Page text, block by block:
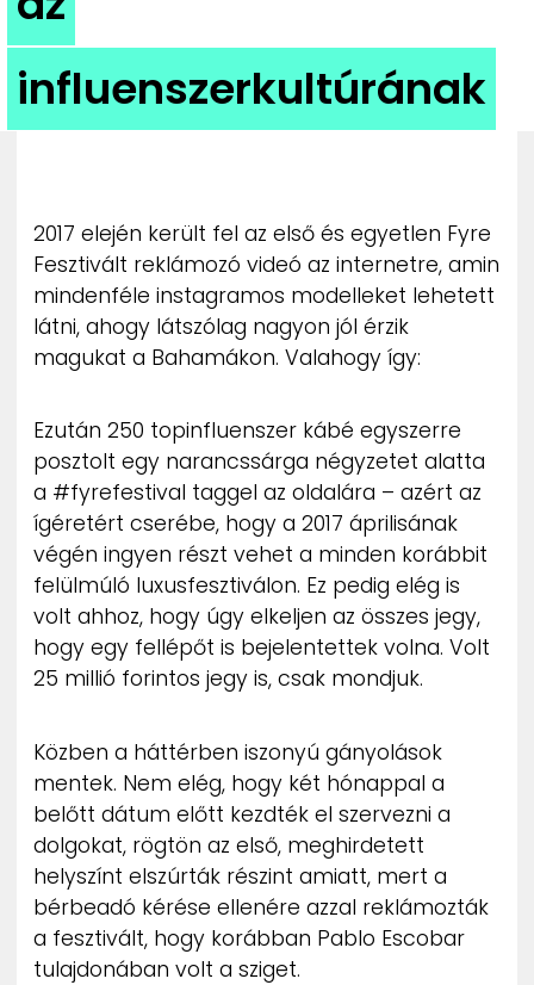
ZENE
MÉDIAAJÁNLAT
IMPRESSZUM
PR-ARCHÍVUM
influenszerkultúrának
2017 elején került fel az első és egyetlen Fyre
Fesztivált reklámozó videó az internetre, amin
mindenféle instagramos modelleket lehetett
látni, ahogy látszólag nagyon jól érzik
magukat a Bahamákon. Valahogy így:
Ezután 250 topinfluenszer kábé egyszerre
posztolt egy narancssárga négyzetet alatta
a #fyrefestival taggel az oldalára – azért az
ígéretért cserébe, hogy a 2017 áprilisának
végén ingyen részt vehet a minden korábbit
felülmúló luxusfesztiválon. Ez pedig elég is
volt ahhoz, hogy úgy elkeljen az összes jegy,
hogy egy fellépőt is bejelentettek volna. Volt
25 millió forintos jegy is, csak mondjuk.
Közben a háttérben iszonyú gányolások
mentek. Nem elég, hogy két hónappal a
belőtt dátum előtt kezdték el szervezni a
dolgokat, rögtön az első, meghirdetett
helyszínt elszúrták részint amiatt, mert a
bérbeadó kérése ellenére azzal reklámozták
a fesztivált, hogy korábban Pablo Escobar
tulajdonában volt a sziget.